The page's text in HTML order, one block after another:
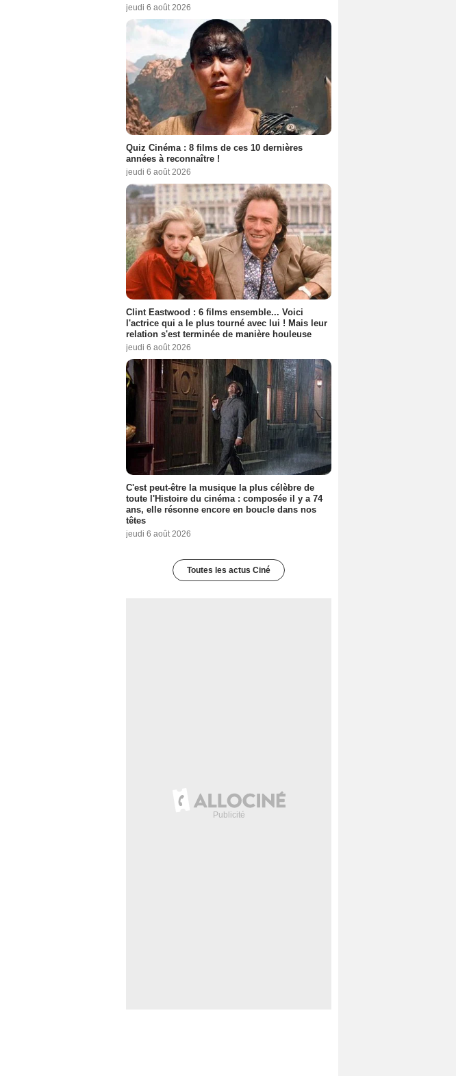
jeudi 6 août 2026
Quiz Cinéma : 8 films de ces 10 dernières
années à reconnaître !
jeudi 6 août 2026
Clint Eastwood : 6 films ensemble... Voici
l'actrice qui a le plus tourné avec lui ! Mais leur
relation s'est terminée de manière houleuse
jeudi 6 août 2026
C'est peut-être la musique la plus célèbre de
toute l'Histoire du cinéma : composée il y a 74
ans, elle résonne encore en boucle dans nos
têtes
jeudi 6 août 2026
Toutes les actus Ciné